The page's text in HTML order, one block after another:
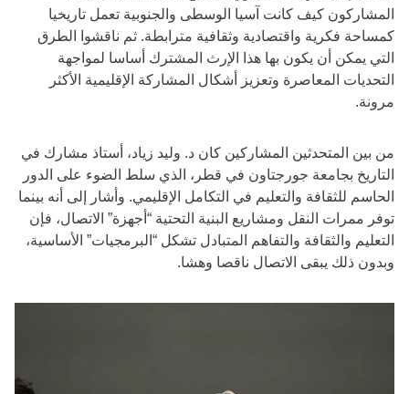
المشاركون كيف كانت آسيا الوسطى والجنوبية تعمل تاريخيا
كمساحة فكرية واقتصادية وثقافية مترابطة. ثم ناقشوا الطرق
التي يمكن أن يكون بها هذا الإرث المشترك أساسا لمواجهة
التحديات المعاصرة وتعزيز أشكال المشاركة الإقليمية الأكثر
مرونة.
من بين المتحدثين المشاركين كان د. وليد زياد، أستاذ مشارك في
التاريخ بجامعة جورجتاون في قطر، الذي سلط الضوء على الدور
الحاسم للثقافة والتعليم في التكامل الإقليمي. وأشار إلى أنه بينما
توفر ممرات النقل ومشاريع البنية التحتية “أجهزة” الاتصال، فإن
التعليم والثقافة والتفاهم المتبادل تشكل “البرمجيات” الأساسية،
وبدون ذلك يبقى الاتصال ناقصا وهشا.